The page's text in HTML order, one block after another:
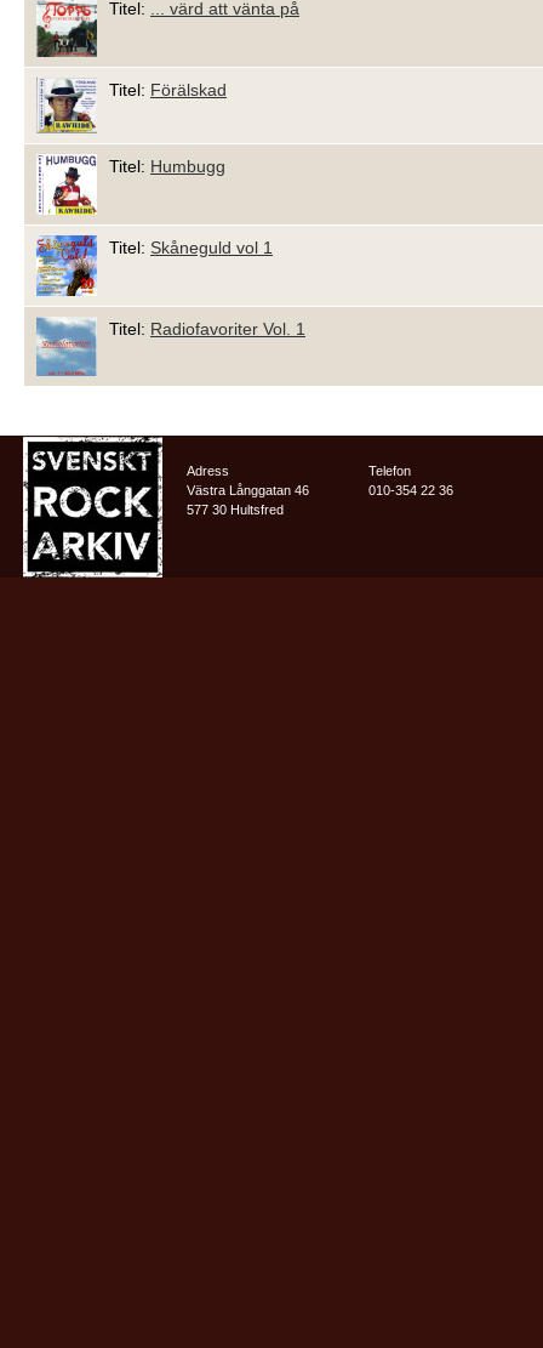
Titel: ... värd att vänta på
Titel: Förälskad
Titel: Humbugg
Titel: Skåneguld vol 1
Titel: Radiofavoriter Vol. 1
Adress
Västra Långgatan 46
577 30 Hultsfred
Telefon
010-354 22 36